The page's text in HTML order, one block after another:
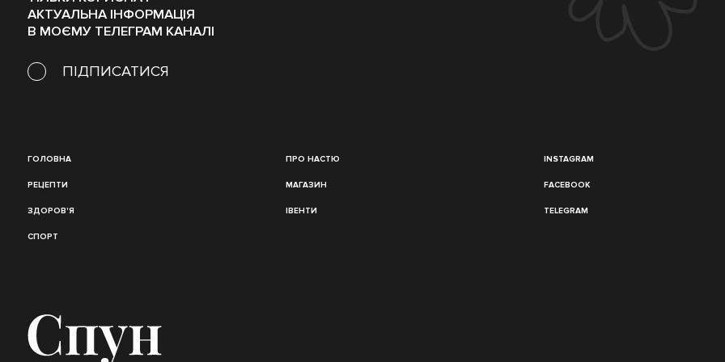
АКТУАЛЬНА ІНФОРМАЦІЯ
В МОЄМУ ТЕЛЕГРАМ КАНАЛІ
ПІДПИСАТИСЯ
ГОЛОВНА
РЕЦЕПТИ
ЗДОРОВ'Я
СПОРТ
ПРО НАСТЮ
МАГАЗИН
ІВЕНТИ
INSTAGRAM
FACEBOOK
TELEGRAM